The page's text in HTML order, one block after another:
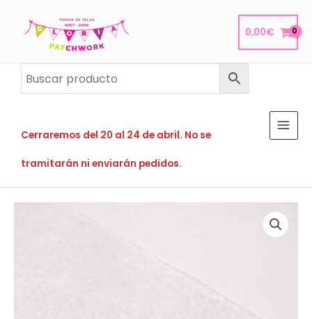
0,00€
Cerraremos del 20 al 24 de abril. No se
tramitarán ni enviarán pedidos.